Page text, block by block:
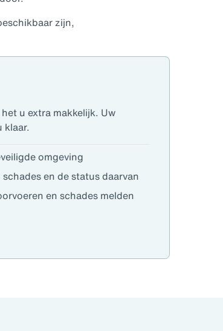
zijn,
u extra makkelijk. Uw
klaar.
omgeving
en de status daarvan
en schades melden